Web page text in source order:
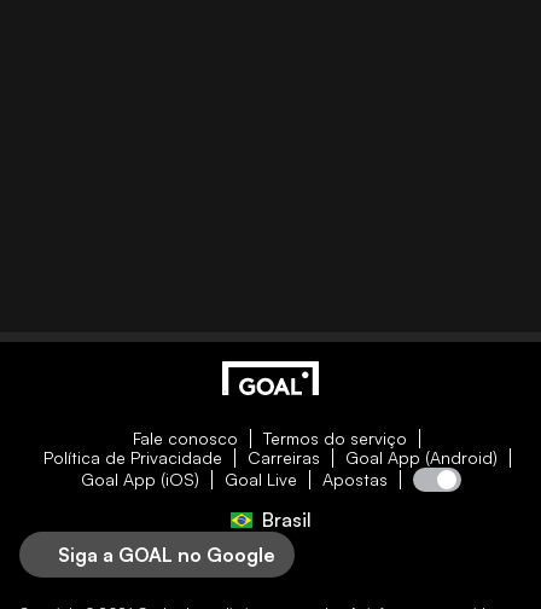
Fale conosco
Termos do serviço
Política de Privacidade
Carreiras
Goal App (Android)
Goal App (iOS)
Goal Live Apostas
Brasil
Siga a GOAL no Google